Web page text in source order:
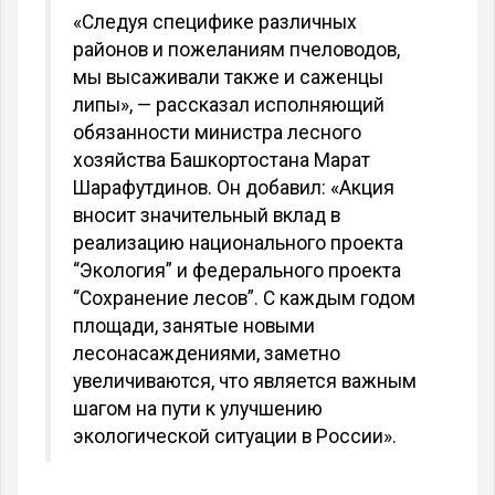
«Следуя специфике различных
районов и пожеланиям пчеловодов,
мы высаживали также и саженцы
липы», — рассказал исполняющий
обязанности министра лесного
хозяйства Башкортостана Марат
Шарафутдинов. Он добавил: «Акция
вносит значительный вклад в
реализацию национального проекта
“Экология” и федерального проекта
“Сохранение лесов”. С каждым годом
площади, занятые новыми
лесонасаждениями, заметно
увеличиваются, что является важным
шагом на пути к улучшению
экологической ситуации в России».